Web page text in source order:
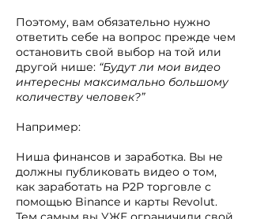
Поэтому, вам обязательно нужно
ответить себе на вопрос прежде чем
остановить свой выбор на той или
другой нише: “Будут ли мои видео
интересны максимально большому
количеству человек?”
Например:
Ниша финансов и заработка. Вы не
должны публиковать видео о том,
как заработать на Р2Р торговле с
помощью Binance и карты Revolut.